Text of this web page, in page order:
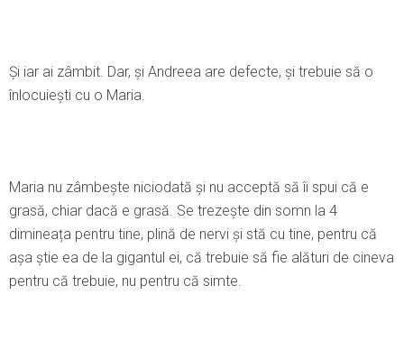
Şi iar ai zâmbit. Dar, și Andreea are defecte, și trebuie să o
înlocuiești cu o Maria.
Maria nu zâmbește niciodată și nu acceptă să îi spui că e
grasă, chiar dacă e grasă. Se trezește din somn la 4
dimineața pentru tine, plină de nervi și stă cu tine, pentru că
așa știe ea de la gigantul ei, că trebuie să fie alături de cineva
pentru că trebuie, nu pentru că simte.